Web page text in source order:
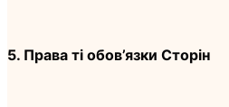
5. Права ті обов’язки Сторін